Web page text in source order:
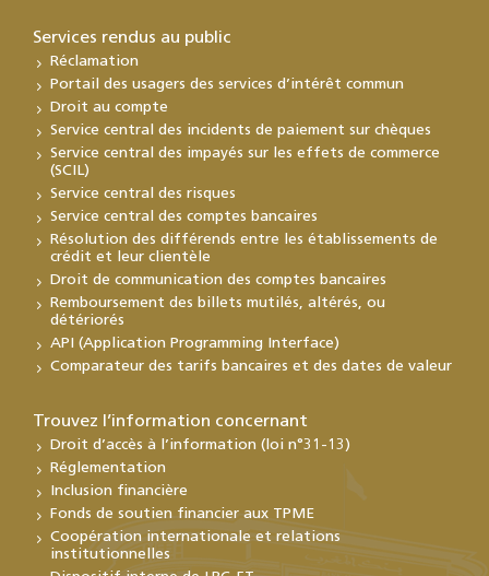
Services rendus au public
Réclamation
Portail des usagers des services d’intérêt commun
Droit au compte
Service central des incidents de paiement sur chèques
Service central des impayés sur les effets de commerce
(SCIL)
Service central des risques
Service central des comptes bancaires
Résolution des différends entre les établissements de
crédit et leur clientèle
Droit de communication des comptes bancaires
Remboursement des billets mutilés, altérés, ou
détériorés
API (Application Programming Interface)
Comparateur des tarifs bancaires et des dates de valeur
Trouvez l’information concernant
Droit d’accès à l’information (loi n°31-13)
Réglementation
Inclusion financière
Fonds de soutien financier aux TPME
Coopération internationale et relations
institutionnelles